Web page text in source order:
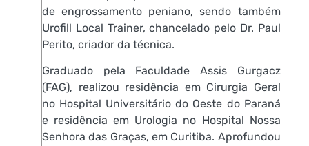
de engrossamento peniano, sendo também
Urofill Local Trainer, chancelado pelo Dr. Paul
Perito, criador da técnica.
Graduado pela Faculdade Assis Gurgacz
(FAG), realizou residência em Cirurgia Geral
no Hospital Universitário do Oeste do Paraná
e residência em Urologia no Hospital Nossa
Senhora das Graças, em Curitiba. Aprofundou